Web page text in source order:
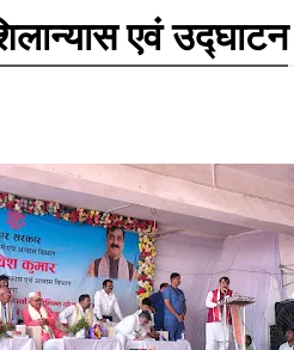
एवं उद्घाटन